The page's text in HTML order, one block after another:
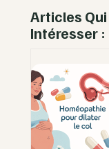
Articles
Intéresser :